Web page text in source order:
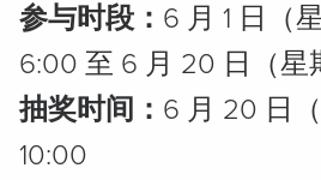
参与时段： 6 月 1 日（
6:00 至 6 月 20 日（星
抽奖时间： 6 月 20 日
10:00